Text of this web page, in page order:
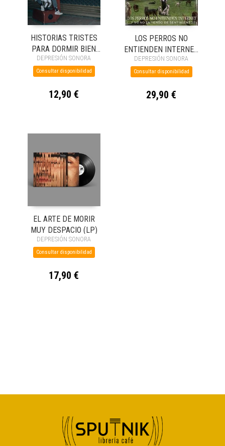
HISTORIAS TRISTES
PARA DORMIR BIEN
(LP)
DEPRESIÓN SONORA
Consultar disponibilidad
12,90 €
LOS PERROS NO
ENTIENDEN INTERNET
(...Y YO NO ENTIENDO
DE SENTIMIENTOS)
DEPRESIÓN SONORA
Consultar disponibilidad
29,90 €
EL ARTE DE MORIR
MUY DESPACIO (LP)
DEPRESIÓN SONORA
Consultar disponibilidad
17,90 €